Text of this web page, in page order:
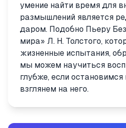
умение найти время для
размышлений является
даром. Подобно Пьеру
мира» Л. Н. Толстого,
жизненные испытания,
мы можем научиться
глубже, если
взглянем на него.